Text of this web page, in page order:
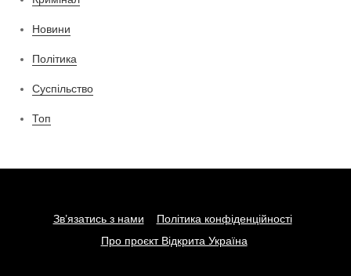
Новини
Політика
Суспільство
Топ
Зв’язатись з нами
Політика конфіденційності
Про проєкт Відкрита Україна